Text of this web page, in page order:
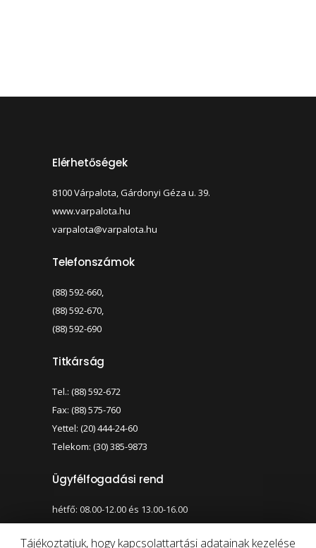
Elérhetőségek
8100 Várpalota, Gárdonyi Géza u. 39.
www.varpalota.hu
varpalota@varpalota.hu
Telefonszámok
(88) 592-660,
(88) 592-670,
(88) 592-690
Titkárság
Tel.: (88) 592-672
Fax: (88) 575-760
Yettel: (20) 444-24-60
Telekom: (30) 385-9873
Ügyfélfogadási rend
hétfő: 08.00-12.00 és 13.00-16.00
szerda: 08.00-12.00 és 13.00-17.00
Tájékoztatjuk, hogy kapcsolattartási adatainak kezelése